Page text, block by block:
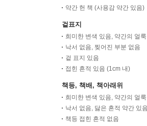
약간 헌 책 (사용감 약간 있음)
겉표지
희미한 변색 있음, 약간의 얼
낙서 없음, 찢어진 부분 없음
겉 표지 있음
접힌 흔적 있음 (1cm 내)
책등, 책배, 책아래위
희미한 변색 있음, 약간의 얼
낙서 없음, 닳은 흔적 약간 있음
책등 접힌 흔적 없음